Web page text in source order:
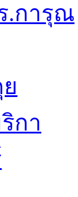
.การุณ
กา